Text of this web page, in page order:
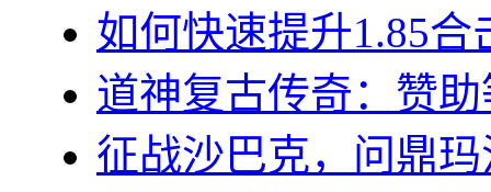
如何快速提升1.85
道神复古传奇：赞
征战沙巴克，问鼎